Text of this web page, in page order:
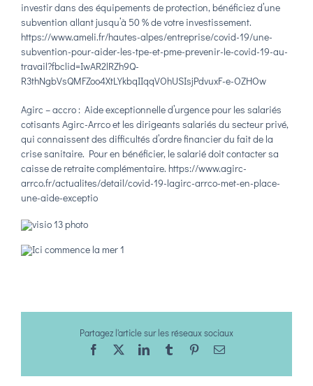
investir dans des équipements de protection, bénéficiez d’une
subvention allant jusqu’à 50 % de votre investissement.
https://www.ameli.fr/hautes-alpes/entreprise/covid-19/une-
subvention-pour-aider-les-tpe-et-pme-prevenir-le-covid-19-au-
travail?fbclid=IwAR2lRZh9Q-
R3thNgbVsQMFZoo4XtLYkbqIIqqVOhUSIsjPdvuxF-e-OZHOw
Agirc – accro : Aide exceptionnelle d’urgence pour les salariés
cotisants Agirc-Arrco et les dirigeants salariés du secteur privé,
qui connaissent des difficultés d’ordre financier du fait de la
crise sanitaire. Pour en bénéficier, le salarié doit contacter sa
caisse de retraite complémentaire. https://www.agirc-
arrco.fr/actualites/detail/covid-19-lagirc-arrco-met-en-place-
une-aide-exceptio
Partagez l'article sur les réseaux sociaux
Facebook LinkedInTumblr PinterestEmail